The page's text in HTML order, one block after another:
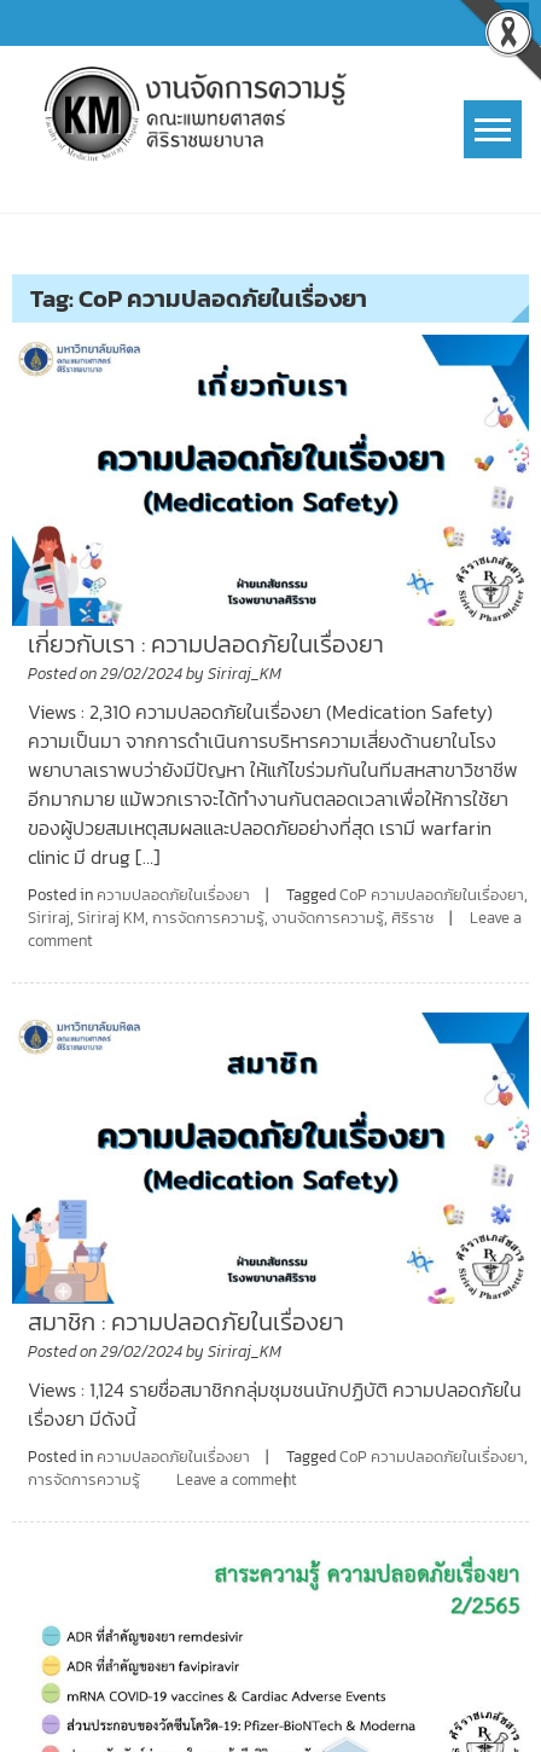
to
content
Tag:CoP ความปลอดภัยในเรื่องยา
เกี่ยวกับเรา : ความปลอดภัยในเรื่องยา
Posted on29/02/2024by Siriraj_KM
Views : 2,310 ความปลอดภัยในเรื่องยา (Medication Safety)
ความเป็นมา จากการดําเนินการบริหารความเสี่ยงด้านยาในโรง
พยาบาลเราพบว่ายังมีปัญหา ให้แก้ไขร่วมกันในทีมสหสาขาวิชาชีพ
อีกมากมาย แม้พวกเราจะได้ทํางานกันตลอดเวลาเพื่อให้การใช้ยา
ของผู้ปวยสมเหตุสมผลและปลอดภัยอย่างที่สุด เรามี warfarin
clinic มี drug […]
Posted in ความปลอดภัยในเรื่องยา TaggedCoP ความปลอดภัยในเรื่องยา,
Siriraj, Siriraj KM, การจัดการความรู้, งานจัดการความรู้, ศิริราช
Leave a
comment
สมาชิก : ความปลอดภัยในเรื่องยา
Posted on29/02/2024by Siriraj_KM
Views : 1,124 รายชื่อสมาชิกกลุ่มชุมชนนักปฏิบัติ ความปลอดภัยใน
เรื่องยา มีดังนี้
Posted in ความปลอดภัยในเรื่องยา TaggedCoP ความปลอดภัยในเรื่องยา,
การจัดการความรู้
Leave a comment